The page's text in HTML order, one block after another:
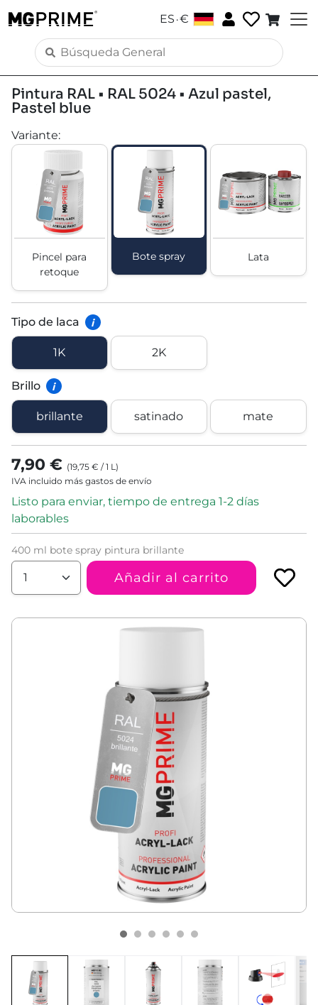
ES .€
Pintura RAL • RAL 5024 • Azul pastel,
Pastel blue
Variante:
Pincel para
retoque
Bote spray Lata
Tipo de laca i
1K 2K
Brillo i
brillante satinado mate
7,90 € (19,75 € /1 L )
IVA incluido más gastos de envío
Listo para enviar, tiempo de entrega 1-2 días
laborables
400 ml bote spray pintura brillante
Añadir al carrito